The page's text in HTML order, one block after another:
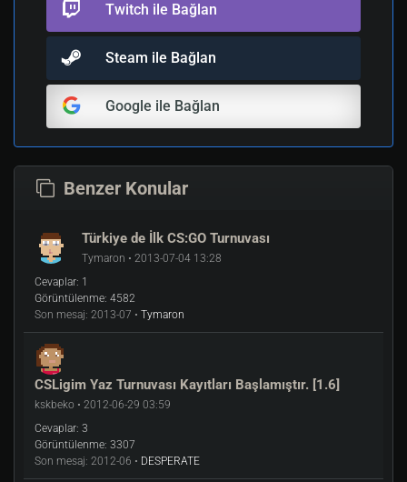
Twitch ile Bağlan
Steam ile Bağlan
Google ile Bağlan
Benzer Konular
Türkiye de İlk CS:GO Turnuvası
Tymaron • 2013-07-04 13:28
Cevaplar: 1
Görüntülenme: 4582
Son mesaj: 2013-07 • Tymaron
CSLigim Yaz Turnuvası Kayıtları Başlamıştır. [1.6]
kskbeko • 2012-06-29 03:59
Cevaplar: 3
Görüntülenme: 3307
Son mesaj: 2012-06 • DESPERATE